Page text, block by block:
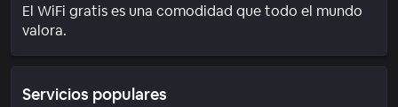
El WiFi gratis es una comodidad que todo el mundo
valora.
Servicios populares